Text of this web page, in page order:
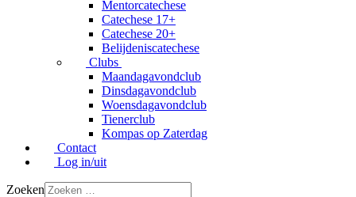
Mentorcatechese
Catechese 17+
Catechese 20+
Belijdeniscatechese
Clubs
Maandagavondclub
Dinsdagavondclub
Woensdagavondclub
Tienerclub
Kompas op Zaterdag
Contact
Log in/uit
Zoeken